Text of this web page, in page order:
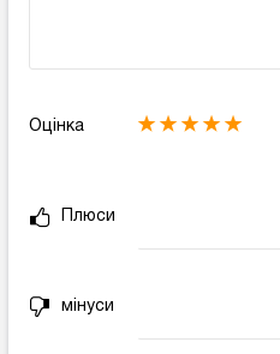
Оцінка
Плюси
мінуси